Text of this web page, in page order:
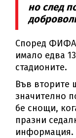
но след
Според ФИФА
имало едва
стадионите.
Във вторите
значително
бе снощи,
празни
информация.